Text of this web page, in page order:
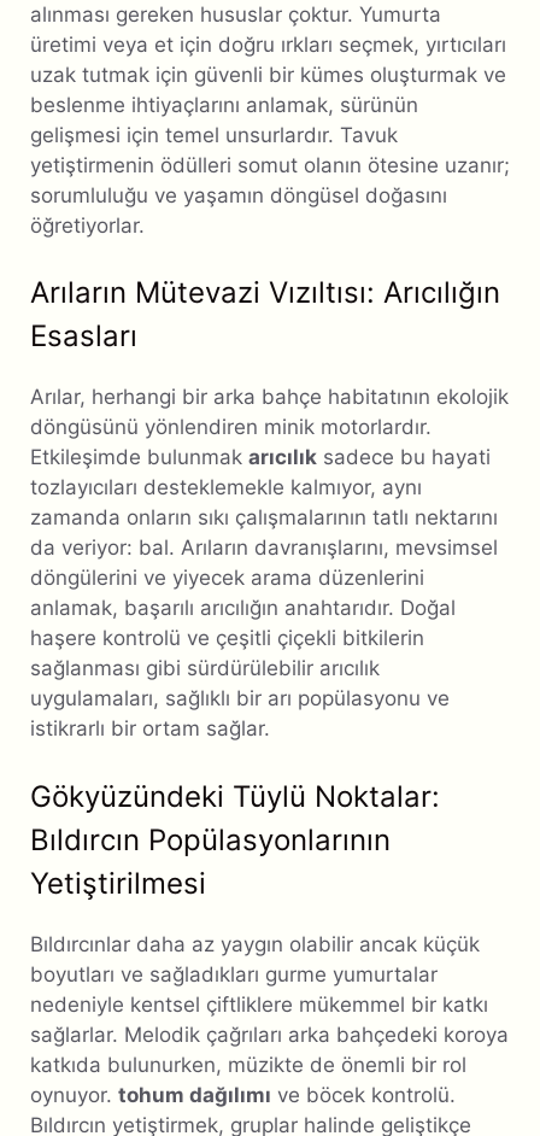
alınması gereken hususlar çoktur. Yumurta
üretimi veya et için doğru ırkları seçmek, yırtıcıları
uzak tutmak için güvenli bir kümes oluşturmak ve
beslenme ihtiyaçlarını anlamak, sürünün
gelişmesi için temel unsurlardır. Tavuk
yetiştirmenin ödülleri somut olanın ötesine uzanır;
sorumluluğu ve yaşamın döngüsel doğasını
öğretiyorlar.
Arıların Mütevazi Vızıltısı: Arıcılığın
Esasları
Arılar, herhangi bir arka bahçe habitatının ekolojik
döngüsünü yönlendiren minik motorlardır.
Etkileşimde bulunmak arıcılık sadece bu hayati
tozlayıcıları desteklemekle kalmıyor, aynı
zamanda onların sıkı çalışmalarının tatlı nektarını
da veriyor: bal. Arıların davranışlarını, mevsimsel
döngülerini ve yiyecek arama düzenlerini
anlamak, başarılı arıcılığın anahtarıdır. Doğal
haşere kontrolü ve çeşitli çiçekli bitkilerin
sağlanması gibi sürdürülebilir arıcılık
uygulamaları, sağlıklı bir arı popülasyonu ve
istikrarlı bir ortam sağlar.
Gökyüzündeki Tüylü Noktalar:
Bıldırcın Popülasyonlarının
Yetiştirilmesi
Bıldırcınlar daha az yaygın olabilir ancak küçük
boyutları ve sağladıkları gurme yumurtalar
nedeniyle kentsel çiftliklere mükemmel bir katkı
sağlarlar. Melodik çağrıları arka bahçedeki koroya
katkıda bulunurken, müzikte de önemli bir rol
oynuyor. tohum dağılımı ve böcek kontrolü.
Bıldırcın yetiştirmek, gruplar halinde geliştikçe